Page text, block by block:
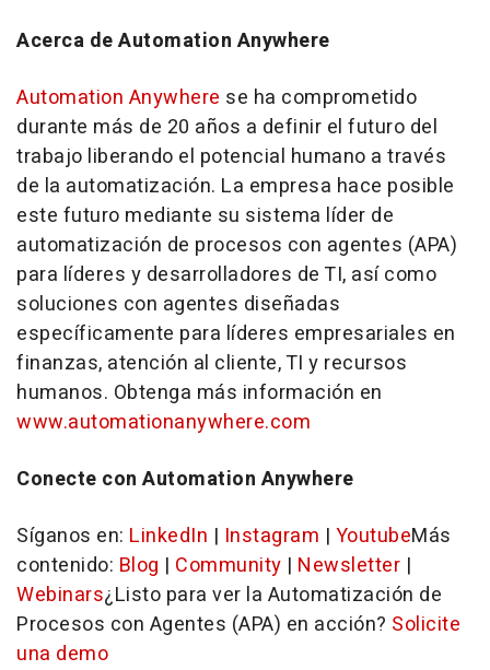
Acerca de Automation Anywhere
Automation Anywhere se ha comprometido
durante más de 20 años a definir el futuro del
trabajo liberando el potencial humano a través
de la automatización. La empresa hace posible
este futuro mediante su sistema líder de
automatización de procesos con agentes (APA)
para líderes y desarrolladores de TI, así como
soluciones con agentes diseñadas
específicamente para líderes empresariales en
finanzas, atención al cliente, TI y recursos
humanos. Obtenga más información en
www.automationanywhere.com
Conecte con Automation Anywhere
Síganos en: LinkedIn | Instagram | YoutubeMás
contenido: Blog | Community | Newsletter |
Webinars¿Listo para ver la Automatización de
Procesos con Agentes (APA) en acción? Solicite
una demo